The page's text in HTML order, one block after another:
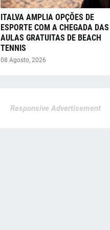
ITALVA AMPLIA OPÇÕES DE
ESPORTE COM A CHEGADA DAS
AULAS GRATUITAS DE BEACH
TENNIS
08 Agosto, 2026
Responsive Advertisement